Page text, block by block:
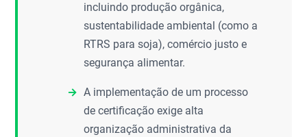
incluindo produção orgânica,
sustentabilidade ambiental (como a
RTRS para soja), comércio justo e
segurança alimentar.
A implementação de um processo
de certificação exige alta
organização administrativa da